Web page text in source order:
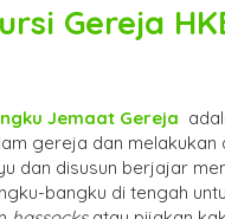
Gereja
Jemaat Gereja
gereja dan
dan disusun berjajar
bangku di tengah